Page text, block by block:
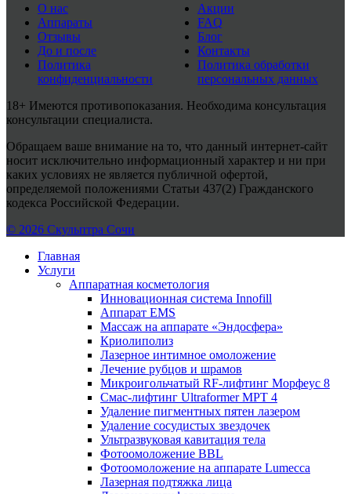
О нас
Аппараты
Отзывы
До и после
Политика
конфиденциальности
Акции
FAQ
Блог
Контакты
Политика обработки
персональных данных
18+ Имеются противопоказания. Необходима консультация
консультации специалиста.
Обращаем ваше внимание на то, что данный интернет-сайт
носит исключительно информационный характер и ни при
каких условиях не является публичной офертой,
определяемой положениями Статьи 437(2) Гражданского
кодекса Российской Федерации.
© 2026 Скульптра Сочи
Главная
Услуги
Аппаратная косметология
Инновационная система Innofill
Аппарат EMS
Массаж на аппарате «Эндосфера»
Криолиполиз
Лазерное интимное омоложение
Лечение рубцов и шрамов
Микроигольчатый RF-лифтинг Морфеус 8
Смас-лифтинг Ultraformer MPT 4
Удаление пигментных пятен лазером
Удаление сосудистых звездочек
Ультразвуковая кавитация тела
Фотоомоложение BBL
Фотоомоложение на аппарате Lumecca
Лазерная подтяжка лица